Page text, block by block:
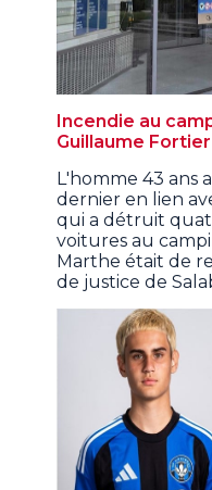
Incendie au
Guillaume
L'homme 43 ans
dernier en lien
qui a détruit
voitures au
Marthe était de
de justice de